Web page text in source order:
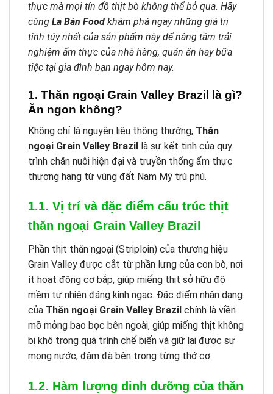
thực mà mọi tín đồ thịt bò không thể bỏ qua. Hãy
cùng La Bàn Food khám phá ngay những giá trị
tinh túy nhất của sản phẩm này để nâng tầm trải
nghiệm ẩm thực của nhà hàng, quán ăn hay bữa
tiệc tại gia đình bạn ngay hôm nay.
1. Thăn ngoại Grain Valley Brazil là gì?
Ăn ngon không?
Không chỉ là nguyên liệu thông thường, Thăn
ngoại Grain Valley Brazil là sự kết tinh của quy
trình chăn nuôi hiện đại và truyền thống ẩm thực
thượng hạng từ vùng đất Nam Mỹ trù phú.
1.1. Vị trí và đặc điểm cấu trúc thịt
thăn ngoại Grain Valley Brazil
Phần thịt thăn ngoại (Striploin) của thương hiệu
Grain Valley được cắt từ phần lưng của con bò, nơi
ít hoạt động cơ bắp, giúp miếng thịt sở hữu độ
mềm tự nhiên đáng kinh ngạc. Đặc điểm nhận dạng
của Thăn ngoại Grain Valley Brazil chính là viền
mỡ mỏng bao bọc bên ngoài, giúp miếng thịt không
bị khô trong quá trình chế biến và giữ lại được sự
mọng nước, đậm đà bên trong từng thớ cơ.
1.2. Hàm lượng dinh dưỡng của thăn